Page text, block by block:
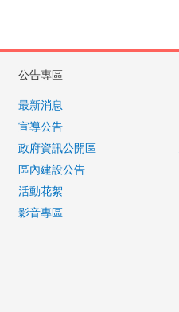
公告專區
最新消息
宣導公告
政府資訊公開區
區內建設公告
活動花絮
影音專區